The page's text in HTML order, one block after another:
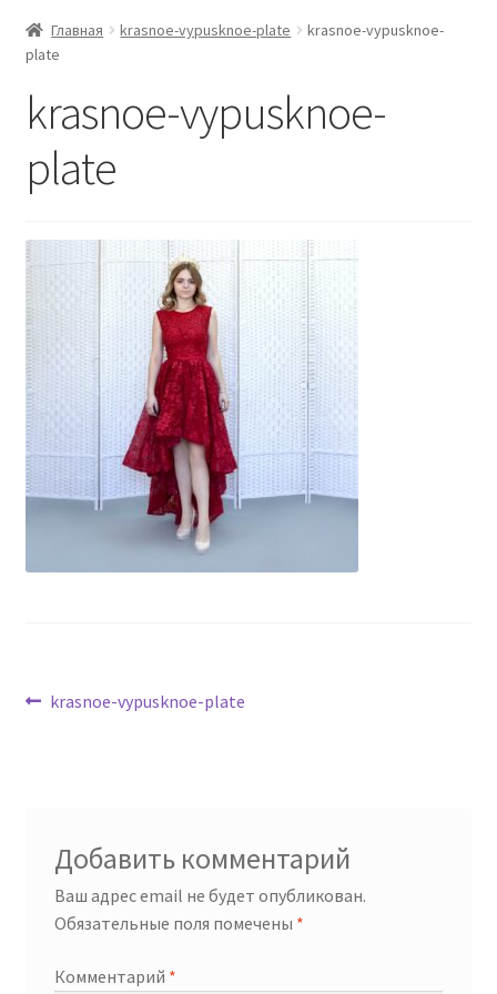
Главная krasnoe-vypusknoe-plate
krasnoe-vypusknoe-
plate
krasnoe-vypusknoe-
plate
Навигация
Предыдущая
krasnoe-vypusknoe-plate
Добавить комментарий
Ваш адрес email не будет опубликован.
Обязательные поля помечены *
Комментарий *